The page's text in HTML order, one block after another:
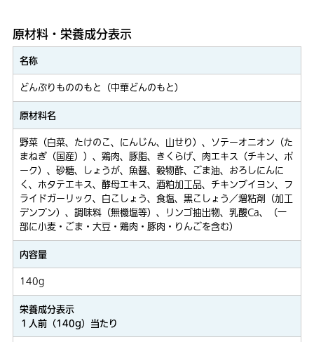
原材料・栄養成分表示
名称
どんぶりもののもと（中華どんのもと）
原材料名
野菜（白菜、たけのこ、にんじん、山せり）、ソテーオニオン（た
まねぎ（国産））、鶏肉、豚脂、きくらげ、肉エキス（チキン、ポ
ーク）、砂糖、しょうが、魚醤、穀物酢、ごま油、おろしにんに
く、ホタテエキス、酵母エキス、酒粕加工品、チキンブイヨン、フ
ライドガーリック、白こしょう、食塩、黒こしょう／増粘剤（加工
デンプン）、調味料（無機塩等）、リンゴ抽出物、乳酸Ca、（一
部に小麦・ごま・大豆・鶏肉・豚肉・りんごを含む）
内容量
140g
栄養成分表示
１人前（140g）当たり